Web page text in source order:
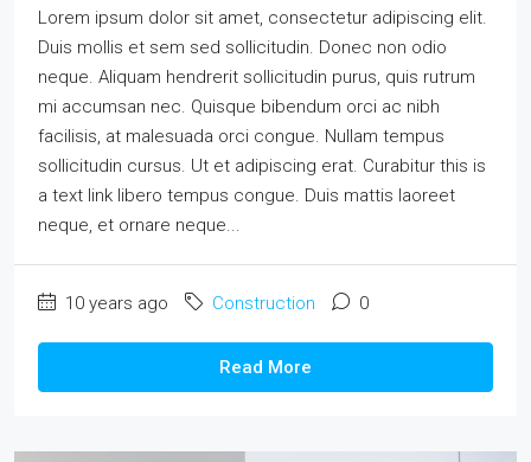
Lorem ipsum dolor sit amet, consectetur adipiscing elit.
Duis mollis et sem sed sollicitudin. Donec non odio
neque. Aliquam hendrerit sollicitudin purus, quis rutrum
mi accumsan nec. Quisque bibendum orci ac nibh
facilisis, at malesuada orci congue. Nullam tempus
sollicitudin cursus. Ut et adipiscing erat. Curabitur this is
a text link libero tempus congue. Duis mattis laoreet
neque, et ornare neque...
10 years ago Construction 0
Read More